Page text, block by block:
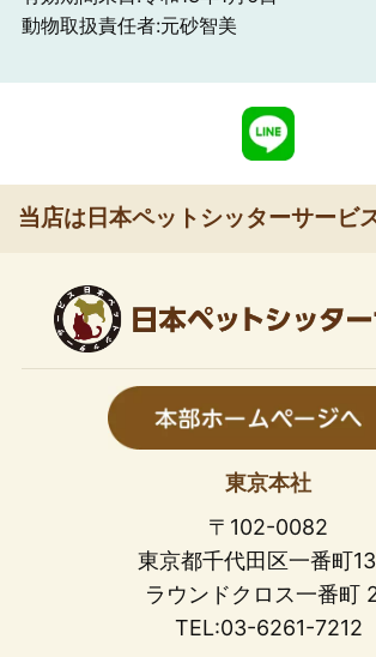
動物取扱責任者:元砂智美
当店は日本ペットシッターサービ
東京本社
〒102-0082
東京都千代田区一番町
ラウンドクロス一番町
TEL:03-6261-7212